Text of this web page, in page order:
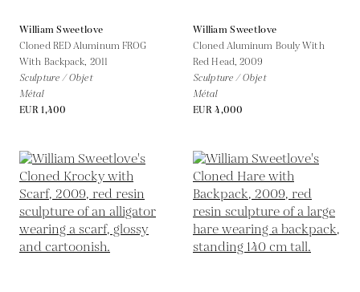
William Sweetlove
Cloned RED Aluminum FROG
With Backpack, 2011
Sculpture / Objet
Métal
EUR 1,400
William Sweetlove
Cloned Aluminum Bouly With
Red Head, 2009
Sculpture / Objet
Métal
EUR 4,000